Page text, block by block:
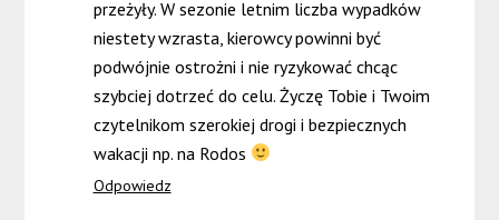
przeżyły. W sezonie letnim liczba wypadków
niestety wzrasta, kierowcy powinni być
podwójnie ostrożni i nie ryzykować chcąc
szybciej dotrzeć do celu. Życzę Tobie i Twoim
czytelnikom szerokiej drogi i bezpiecznych
wakacji np. na Rodos
Odpowiedz